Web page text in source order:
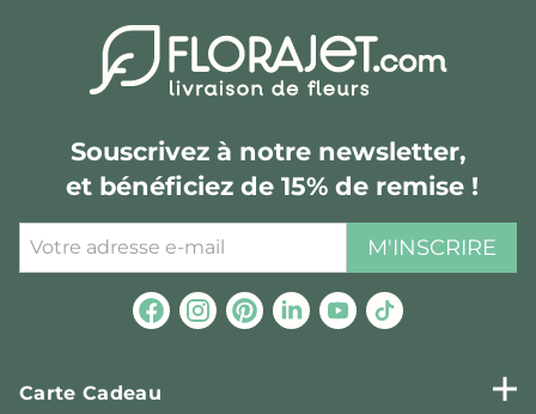
Souscrivez à notre newsletter,
et bénéficiez de 15% de remise !
M'INSCRIRE
Carte Cadeau